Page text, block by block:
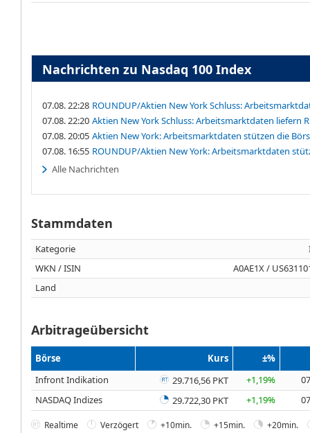
Nachrichten zu Nasdaq 100 Index
07.08. 22:28 ROUNDUP/Aktien New York Schluss:
07.08. 22:20 Aktien New York Schluss: Arbeitsmarktdaten liefern
07.08. 20:05 Aktien New York: Arbeitsmarktdaten stützen die
07.08. 16:55 ROUNDUP/Aktien New York: Arbeitsmarktdaten
Alle Nachrichten
Stammdaten
Kategorie
WKN / ISIN
A0AE1X /
Land
Arbitrageübersicht
Börse Kurs
±%
Infront Indikation
29.716,56 PKT +1,19%
NASDAQ Indizes
29.722,30 PKT +1,19%
Realtime Verzögert +10min. +15min. +20min.